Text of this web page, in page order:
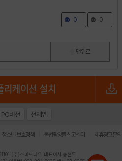
0 0
맨 위로
PC버전 전체앱
청소년 보호정책 불법촬영물 신고센터 제휴광고문의
(주)스마트나우 대표이사:송현두